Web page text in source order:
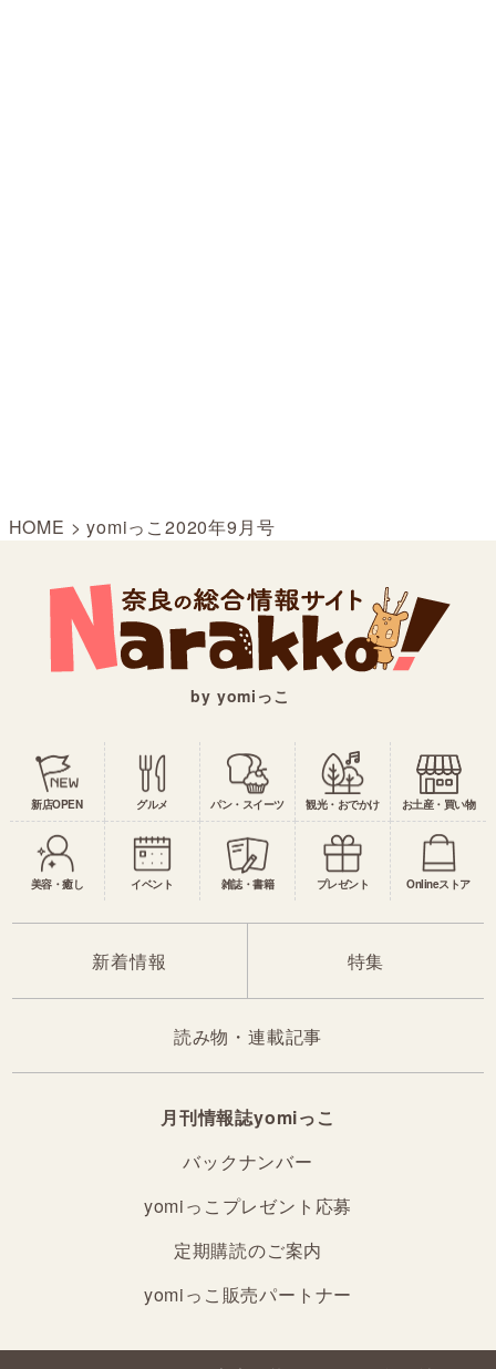
HOME >yomiっこ2020年9月号
by yomiっこ
新店OPEN グルメ パン・スイーツ 観光・おでかけ お土産・買い物
美容・癒し イベント 雑誌・書籍 プレゼント Onlineストア
新着情報 特集
読み物・連載記事
月刊情報誌yomiっこ
バックナンバー
yomiっこプレゼント応募
定期購読のご案内
yomiっこ販売パートナー